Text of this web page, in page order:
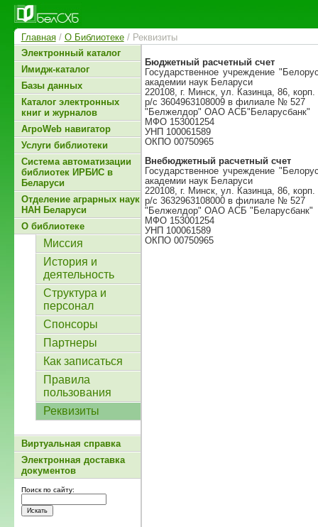
Главная/ О Библиотеке/ Реквизиты
Электронный каталог
Имидж-каталог
Базы данных
Каталог электронных
книг и журналов
АгроWeb навигатор
Услуги библиотеки
Система автоматизации
библиотек ИРБИС в
Беларуси
Отделение аграрных наук
НАН Беларуси
О библиотеке
Миссия
История и
деятельность
Структура и
персонал
Спонсоры
Партнеры
Как записаться
Правила
пользования
Реквизиты
Виртуальная справка
Электронная доставка
документов
Поиск по сайту:
Бюджетный расчетный счет
Государственное учреждение
академии наук Беларуси
220108, г. Минск, ул. Казинца, 86,
p/c 3604963108009 в филиале № 527
"Белжелдор" ОАО АСБ"Беларусбанк"
МФО 153001254
УНП 100061589
ОКПО 00750965
Внебюджетный расчетный счет
Государственное учреждение
академии наук Беларуси
220108, г. Минск, ул. Казинца, 86,
p/c 3632963108000 в филиале № 527
"Белжелдор" ОАО АСБ "Беларусбанк"
МФО 153001254
УНП 100061589
ОКПО 00750965